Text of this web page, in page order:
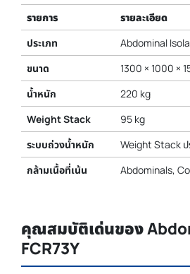
รายการ
รายละเอียด
ประเภท
Abdominal
ขนาด
1300 × 1000 ×
น้ำหนัก
220 kg
Weight Stack
95 kg
ระบบถ่วงน้ำหนัก
Weight Stack
กล้ามเนื้อที่เน้น
Abdominals,
คุณสมบัติเด่นของ
FCR73Y